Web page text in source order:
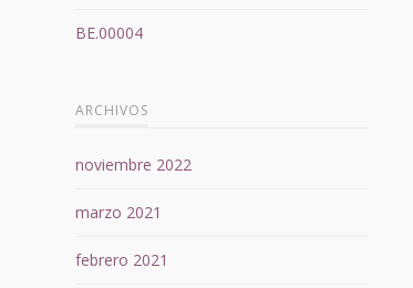
BE.00004
ARCHIVOS
noviembre 2022
marzo 2021
febrero 2021